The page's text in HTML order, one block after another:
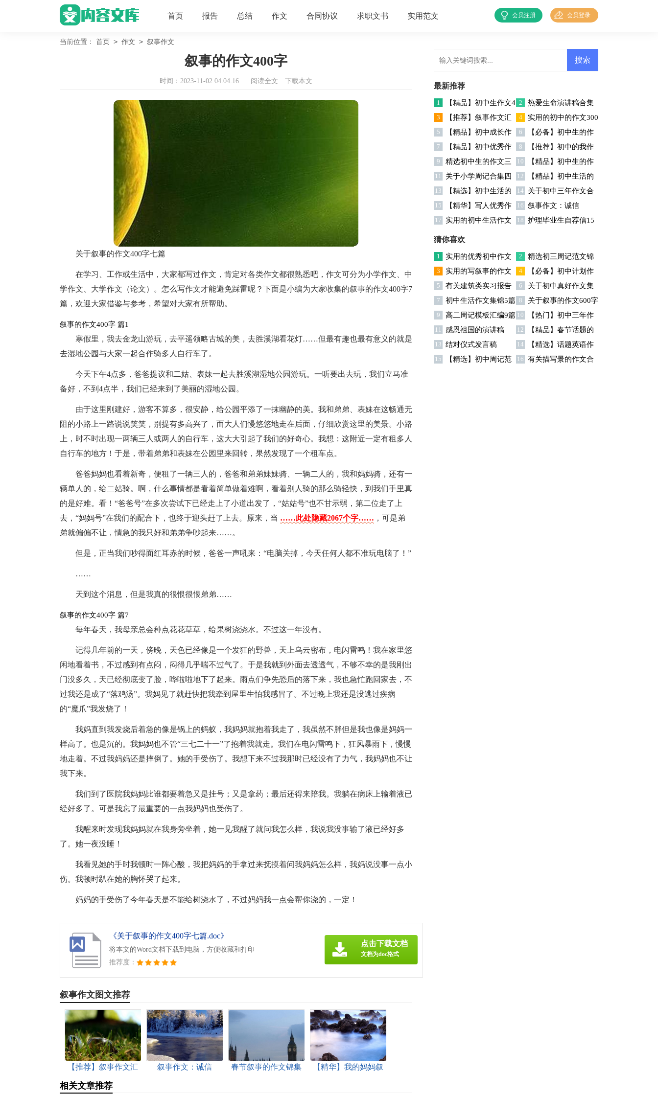
首页 报告 总结 作文 合同协议 求职文书 实用范文 会员登录
会员注册
当前位置： 首页 > 作文 > 叙事作文
叙事的作文400字
时间：2023-11-02 04:04:16 阅读全文 下载本文
关于叙事的作文400字七篇
在学习、工作或生活中，大家都写过作文，肯定对各类作文都很熟悉吧，作文可分为小学作文、中
学作文、大学作文（论文）。怎么写作文才能避免踩雷呢？下面是小编为大家收集的叙事的作文400字7
篇，欢迎大家借鉴与参考，希望对大家有所帮助。
叙事的作文400字 篇1
寒假里，我去金龙山游玩，去平遥领略古城的美，去胜溪湖看花灯……但最有趣也最有意义的就是
去湿地公园与大家一起合作骑多人自行车了。
今天下午4点多，爸爸提议和二姑、表妹一起去胜溪湖湿地公园游玩。一听要出去玩，我们立马准
备好，不到4点半，我们已经来到了美丽的湿地公园。
由于这里刚建好，游客不算多，很安静，给公园平添了一抹幽静的美。我和弟弟、表妹在这畅通无
阻的小路上一路说说笑笑，别提有多高兴了，而大人们慢悠悠地走在后面，仔细欣赏这里的美景。小路
上，时不时出现一两辆三人或两人的自行车，这大大引起了我们的好奇心。我想：这附近一定有租多人
自行车的地方！于是，带着弟弟和表妹在公园里来回转，果然发现了一个租车点。
爸爸妈妈也看着新奇，便租了一辆三人的，爸爸和弟弟妹妹骑、一辆二人的，我和妈妈骑，还有一
辆单人的，给二姑骑。啊，什么事情都是看着简单做着难啊，看着别人骑的那么骑轻快，到我们手里真
的是好难。看！“爸爸号”在多次尝试下已经走上了小道出发了，“姑姑号”也不甘示弱，第二位走了上
去，“妈妈号”在我们的配合下，也终于迎头赶了上去。原来，当 ……此处隐藏2067个字…… ，可是弟
弟就偏偏不让，情急的我只好和弟弟争吵起来……。
但是，正当我们吵得面红耳赤的时候，爸爸一声吼来：“电脑关掉，今天任何人都不准玩电脑了！”
……
天到这个消息，但是我真的很恨很恨弟弟……
叙事的作文400字 篇7
每年春天，我母亲总会种点花花草草，给果树浇浇水。不过这一年没有。
记得几年前的一天，傍晚，天色已经像是一个发狂的野兽，天上乌云密布，电闪雷鸣！我在家里悠
闲地看着书，不过感到有点闷，闷得几乎喘不过气了。于是我就到外面去透透气，不够不幸的是我刚出
门没多久，天已经彻底变了脸，哗啦啦地下了起来。雨点们争先恐后的落下来，我也急忙跑回家去，不
过我还是成了“落鸡汤”。我妈见了就赶快把我牵到屋里生怕我感冒了。不过晚上我还是没逃过疾病
的“魔爪”我发烧了！
我妈直到我发烧后着急的像是锅上的蚂蚁，我妈妈就抱着我走了，我虽然不胖但是我也像是妈妈一
样高了。也是沉的。我妈妈也不管“三七二十一”了抱着我就走。我们在电闪雷鸣下，狂风暴雨下，慢慢
地走着。不过我妈妈还是摔倒了。她的手受伤了。我想下来不过我那时已经没有了力气，我妈妈也不让
我下来。
我们到了医院我妈妈比谁都要着急又是挂号；又是拿药；最后还得来陪我。我躺在病床上输着液已
经好多了。可是我忘了最重要的一点我妈妈也受伤了。
我醒来时发现我妈妈就在我身旁坐着，她一见我醒了就问我怎么样，我说我没事输了液已经好多
了。她一夜没睡！
我看见她的手时我顿时一阵心酸，我把妈妈的手拿过来抚摸着问我妈妈怎么样，我妈说没事一点小
伤。我顿时趴在她的胸怀哭了起来。
妈妈的手受伤了今年春天是不能给树浇水了，不过妈妈我一点会帮你浇的，一定！
《关于叙事的作文400字七篇.doc》
将本文的Word文档下载到电脑，方便收藏和打印
推荐度：
点击下载文档
文档为doc格式
叙事作文图文推荐
【推荐】叙事作文汇
叙事作文：诚信
春节叙事的作文锦集
【精华】我的妈妈叙
相关文章推荐
最新推荐
1
【精品】初中生作文4
篇
2
热爱生命演讲稿合集
五篇
3
【推荐】叙事作文汇
总6篇
4
实用的初中的作文300
字集锦五篇
5
【精品】初中成长作
文锦集七篇
6
【必备】初中生的作
文4篇
7
【精品】初中优秀作
文汇总五篇
8
【推荐】初中的我作
文七篇
9
精选初中生的作文三
篇
10
【精品】初中生的作
文集锦6篇
11
关于小学周记合集四
篇
12
【精品】初中生活的
作文集锦十篇
13
【精选】初中生活的
作文汇总十篇
14
关于初中三年作文合
集十篇
15
【精华】写人优秀作
文汇总6篇
16 叙事作文：诚信
17 实用的初中生活作文
集锦六篇
18 护理毕业生自荐信15
猜你喜欢
1
实用的优秀初中作文
汇编九篇
2
精选初三周记范文锦
集七篇
3
实用的写叙事的作文
汇编四篇
4
【必备】初中计划作
文集合五篇
5
有关建筑类实习报告
模板集锦九篇
6
关于初中真好作文集
锦七篇
7 初中生活作文集锦5篇 8
关于叙事的作文600字
合集5篇
9 高二周记模板汇编9篇 10
【热门】初中三年作
文汇总十篇
11 感恩祖国的演讲稿 12
【精品】春节话题的
作文集锦8篇
13 结对仪式发言稿 14
【精选】话题英语作
文集合7篇
15
【精选】初中周记范
16 有关描写景的作文合